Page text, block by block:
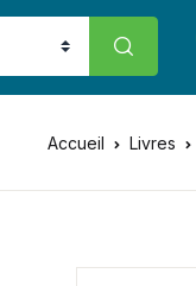
Accueil Livres